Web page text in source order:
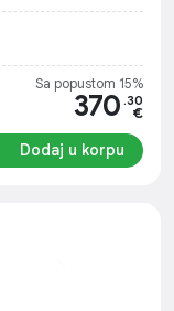
Sa popustom 15%
370 .30
€
Dodaj u korpu